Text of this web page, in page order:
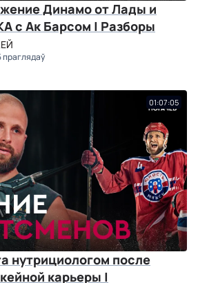
Динамо от Лады и
с Ак Барсом | Разборы
праглядаў
01:07:05
нутрициологом после
карьеры |